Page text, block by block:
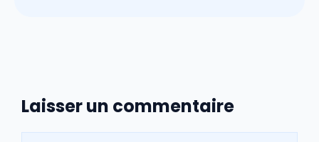
Laisser un commentaire